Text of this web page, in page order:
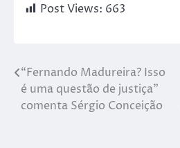
Post Views: 663
“Fernando Madureira? Isso
é uma questão de justiça”
comenta Sérgio Conceição